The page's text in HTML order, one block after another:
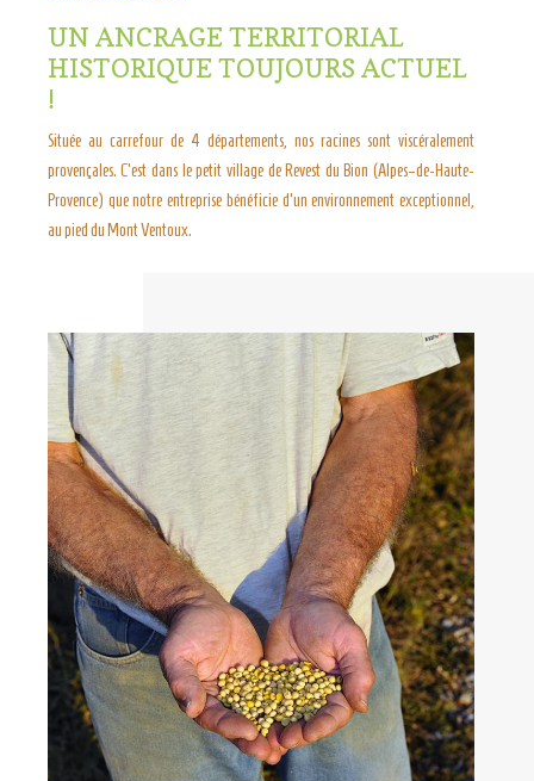
UN ANCRAGE TERRITORIAL
HISTORIQUE TOUJOURS ACTUEL
!
Située au carrefour de 4 départements, nos racines sont viscéralement
provençales. C’est dans le petit village de Revest du Bion (Alpes–de-Haute-
Provence) que notre entreprise bénéficie d’un environnement exceptionnel,
au pied du Mont Ventoux.